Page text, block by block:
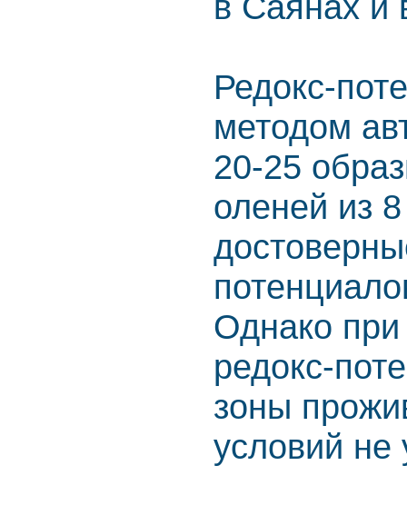
Редокс-
методом
20-25
оленей из
Однако при
редокс-
зоны
условий не